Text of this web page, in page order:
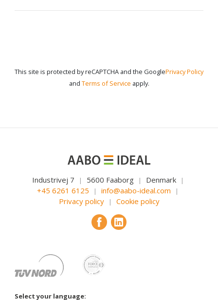
This site is protected by reCAPTCHA and the GooglePrivacy Policy
and Terms of Service apply.
Industrivej 7 | 5600 Faaborg | Denmark |
+45 6261 6125 | info@aabo-ideal.com |
Privacy policy | Cookie policy
Select your language: